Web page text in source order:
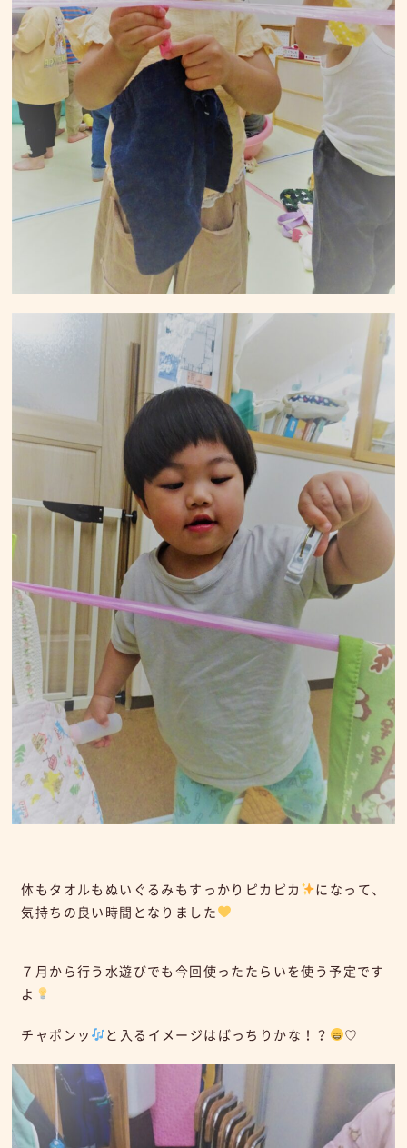
体もタオルもぬいぐるみもすっかりピカピカ
になって、
気持ちの良い時間となりました
７月から行う水遊びでも今回使ったたらいを使う予定です
よ
チャポンッ と入るイメージはばっちりかな！？ ♡